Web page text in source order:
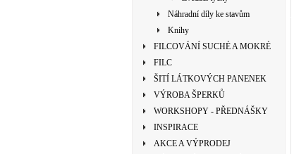
Náhradní díly ke stavům
Knihy
FILCOVÁNÍ SUCHÉ A MOKRÉ
FILC
ŠITÍ LÁTKOVÝCH PANENEK
VÝROBA ŠPERKŮ
WORKSHOPY - PŘEDNÁŠKY
INSPIRACE
AKCE A VÝPRODEJ